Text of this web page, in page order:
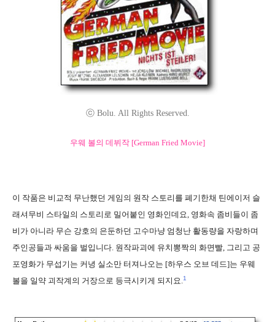
ⓒ Bolu. All Rights Reserved.
우웨 볼의 데뷔작 [German Fried Movie]
이 작품은 비교적 무난했던 게임의 원작 스토리를 폐기한채 틴에이저 슬
래셔무비 스타일의 스토리로 밀어붙인 영화인데요, 영화속 좀비들이 좀
비가 아니라 무슨 강호의 은둔하던 고수마냥 엄청난 활동량을 자랑하며
주인공들과 싸움을 벌입니다. 원작파괴에 유치뽕짝의 화면빨, 그리고 공
포영화가 무섭기는 커녕 실소만 터져나오는 [하우스 오브 데드]는 우웨
볼을 일약 괴작계의 거장으로 등극시키게 되지요.1